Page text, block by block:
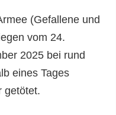
(Gefallene und
vom 24.
2025 bei rund
eines Tages
getötet.